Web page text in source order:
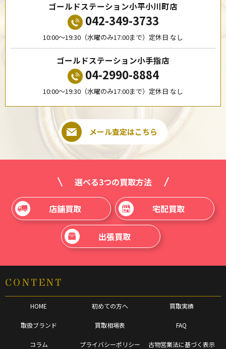
ゴールドステーション小平小川町店
042-349-3733
10:00〜19:30（水曜のみ17:00まで）定休日 なし
ゴールドステーション小手指店
04-2990-8884
10:00〜19:30（水曜のみ17:00まで）定休日 なし
メール査定はこちら
選べる3つの買取方法
店舗買取 宅配買取
出張買取
CONTENT
HOME 初めての方へ 買取実績
取扱ブランド 買取相場表 FAQ
コラム プライバシーポリシー 古物営業法に基づく表示